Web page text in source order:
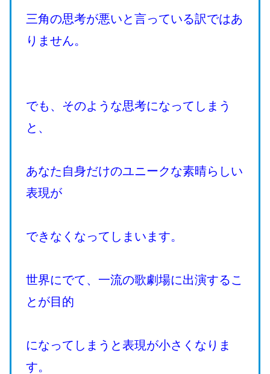
三角の思考が悪いと言っている訳ではあ
りません。
でも、そのような思考になってしまう
と、
あなた自身だけのユニークな素晴らしい
表現が
できなくなってしまいます。
世界にでて、一流の歌劇場に出演するこ
とが目的
になってしまうと表現が小さくなりま
す。